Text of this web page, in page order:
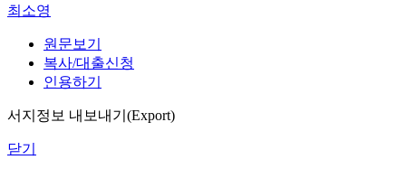
최소영
원문보기
복사/대출신청
인용하기
서지정보 내보내기(Export)
닫기